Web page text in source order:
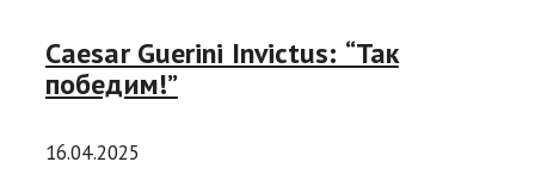
Caesar Guerini Invictus: “Так
победим!”
16.04.2025